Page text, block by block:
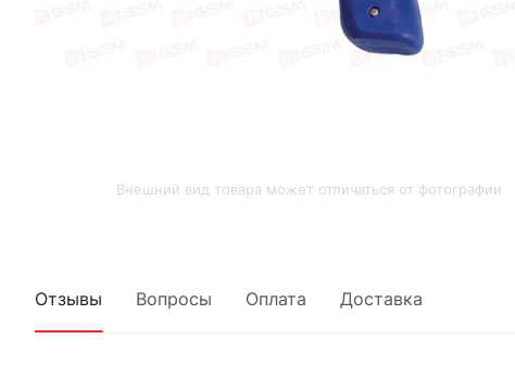
Внешний вид товара может отличаться от фотографии
Отзывы Вопросы Оплата Доставка